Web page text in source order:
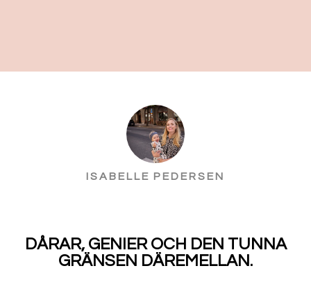
ISABELLE PEDERSEN
DÅRAR, GENIER OCH DEN TUNNA
GRÄNSEN DÄREMELLAN.